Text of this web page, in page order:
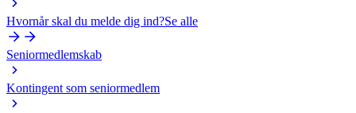
Hvornår skal du melde dig ind?Se alle
Seniormedlemskab
Kontingent som seniormedlem